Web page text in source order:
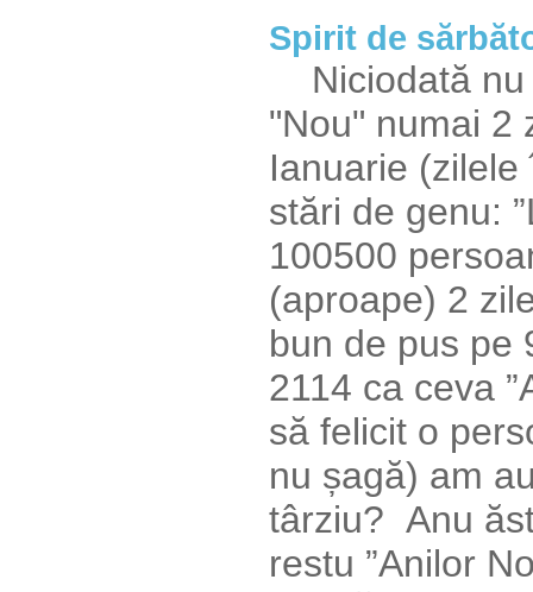
Spirit de
Niciodată nu
"Nou" numai 2
Ianuarie
stări de genu:
100500
(aproape) 2
bun de pus pe
2114 ca ceva
să felicit o
nu șagă) am
târziu? Anu
restu ”Anilor